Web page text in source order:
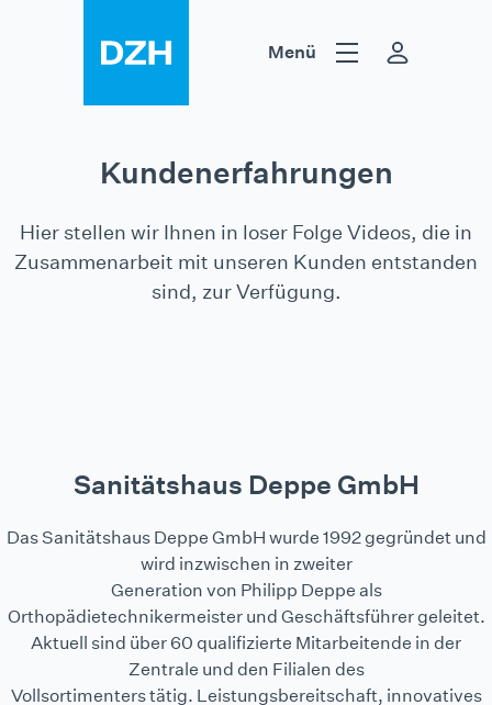
Hilfsmittel Heilmittel
Menü
Kundenerfahrungen
Hier stellen wir Ihnen in loser Folge Videos, die in
Zusammenarbeit mit unseren Kunden entstanden
sind, zur Verfügung.
Sanitätshaus Deppe GmbH
Das Sanitätshaus Deppe GmbH wurde 1992 gegründet und
wird inzwischen in zweiter
Generation von Philipp Deppe als
Orthopädietechnikermeister und Geschäftsführer geleitet.
Aktuell sind über 60 qualifizierte Mitarbeitende in der
Zentrale und den Filialen des
Vollsortimenters tätig. Leistungsbereitschaft, innovatives